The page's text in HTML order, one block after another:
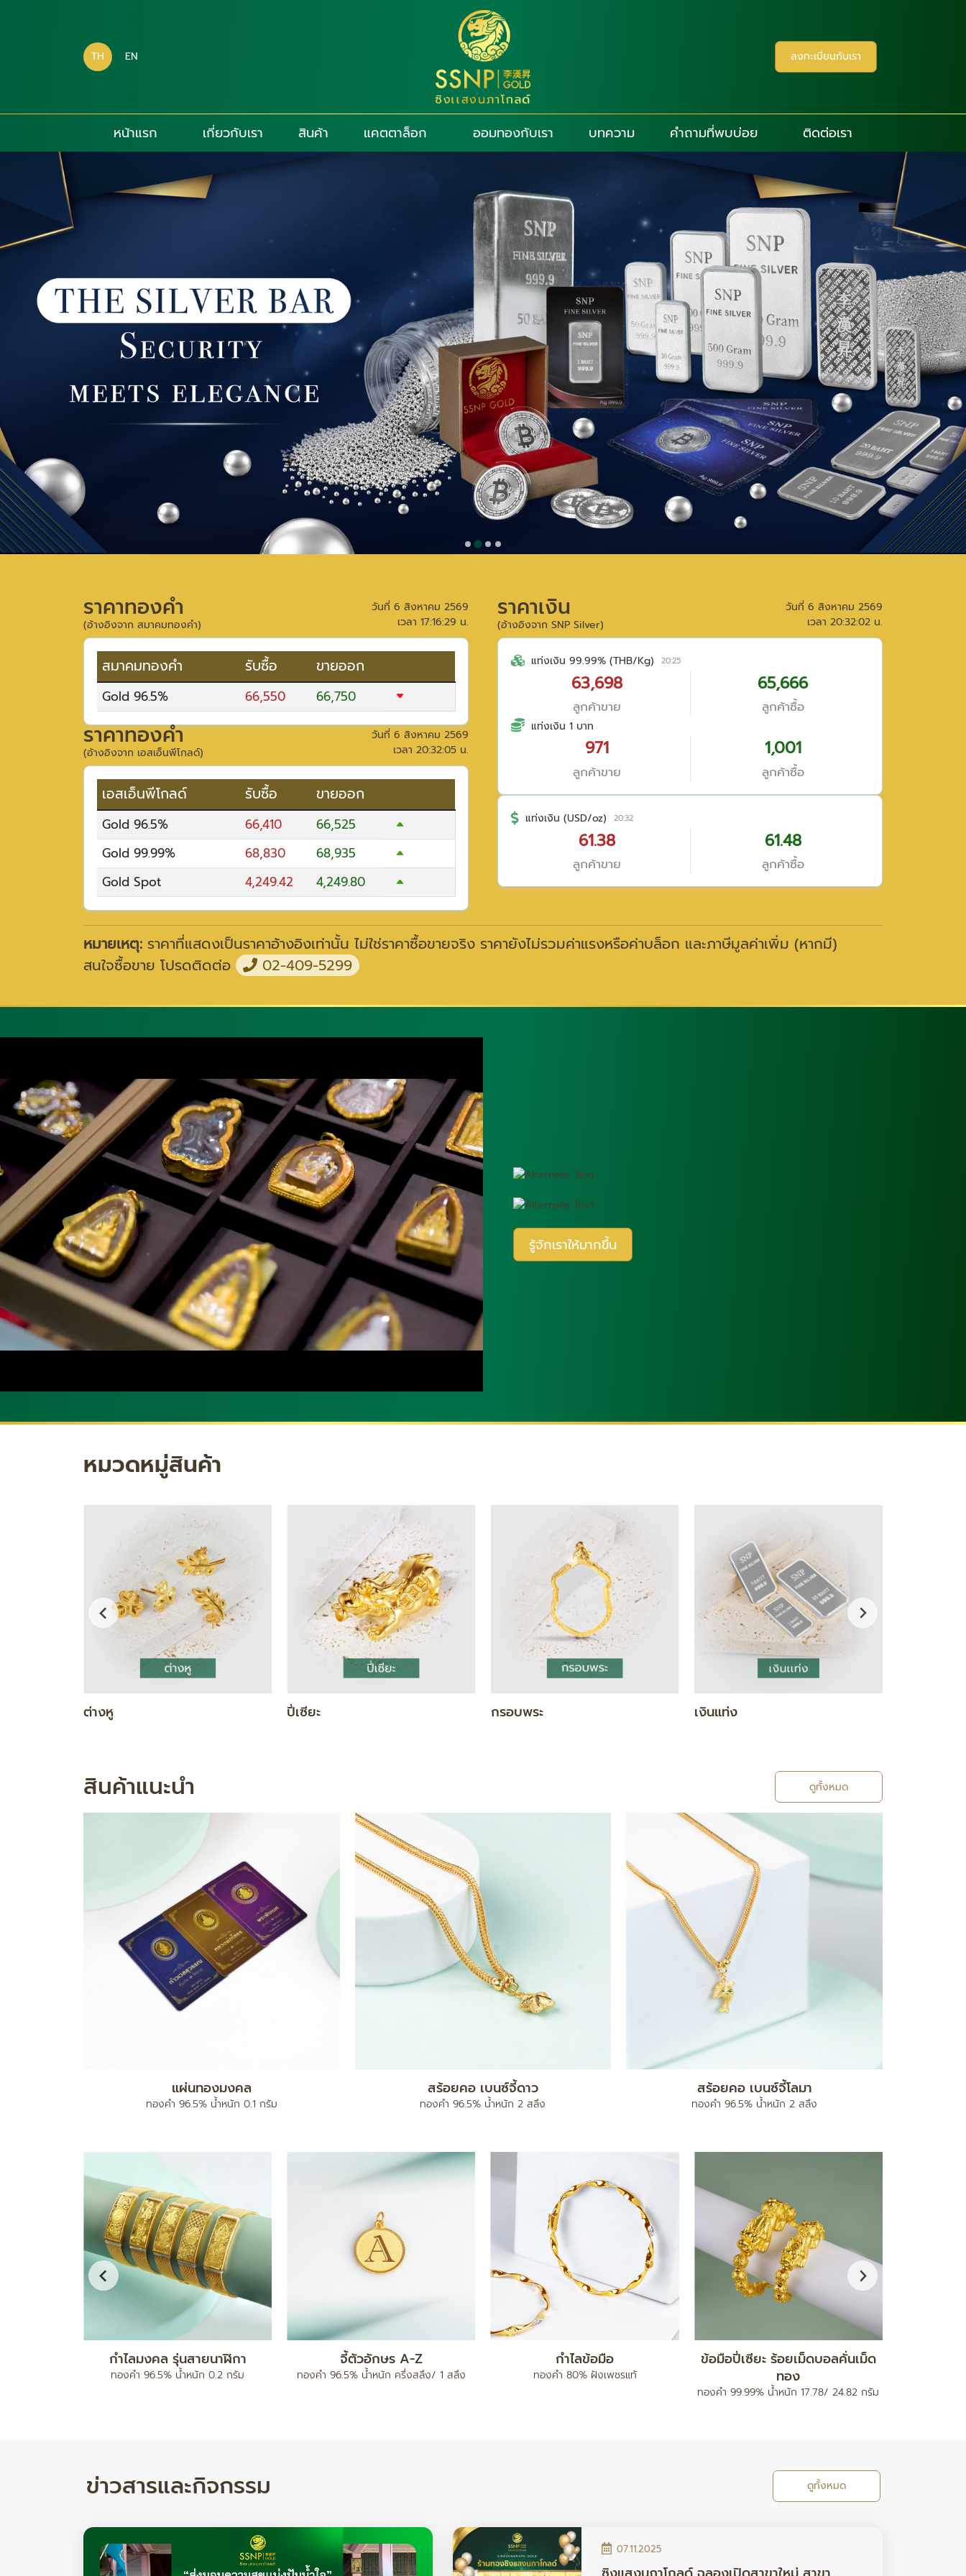
TH EN ลงทะเบียนกับเรา
หน้าแรก เกี่ยวกับเรา สินค้า แคตตาล็อก ออมทองกับเรา บทความ คำถามที่พบบ่อย ติดต่อเรา
ราคาทองคำ
(อ้างอิงจาก สมาคมทองคำ)
วันที่ 6 สิงหาคม 2569
เวลา 17:16:29 น.
สมาคมทองคำ รับซื้อ ขายออก
Gold 96.5% 66,550 66,750
ราคาทองคำ
(อ้างอิงจาก เอสเอ็นพีโกลด์)
วันที่ 6 สิงหาคม 2569
เวลา 20:32:05 น.
เอสเอ็นพีโกลด์ รับซื้อ ขายออก
Gold 96.5% 66,410
66,525
Gold 99.99%
68,830
68,935
Gold Spot
4,249.42 4,249.80
ราคาเงิน
(อ้างอิงจาก SNP Silver)
วันที่ 6 สิงหาคม 2569
เวลา 20:32:02 น.
แท่งเงิน 99.99% (THB/Kg) 20:25
63,698
ลูกค้าขาย
65,666
ลูกค้าซื้อ
แท่งเงิน 1 บาท
971
ลูกค้าขาย
1,001
ลูกค้าซื้อ
แท่งเงิน (USD/oz) 20:32
61.38
ลูกค้าขาย
61.48
ลูกค้าซื้อ
หมายเหตุ: ราคาที่แสดงเป็นราคาอ้างอิงเท่านั้น ไม่ใช่ราคาซื้อขายจริง ราคายังไม่รวมค่าแรงหรือค่าบล็อก และภาษีมูลค่าเพิ่ม (หากมี)
สนใจซื้อขาย โปรดติดต่อ
02-409-5299
รู้จักเราให้มากขึ้น
หมวดหมู่สินค้า
DIAMOND GOLD SET ทองคำแท่ง สร้อยคอ กำไล / สร้อยข้อมือ
สินค้าแนะนำ ดูทั้งหมด
แผ่นทองมงคล
ทองคำ 96.5% น้ำหนัก 0.1 กรัม
สร้อยคอ เบนซ์จี้ดาว
ทองคำ 96.5% น้ำหนัก 2 สลึง
สร้อยคอ เบนซ์จี้โลมา
ทองคำ 96.5% น้ำหนัก 2 สลึง
สร้อยข้อมือ เบนซ์มีนาปะคำจี้หัวใจ
ทองคำ 96.5% น้ำหนัก 2 สลึง
แหวน เต่าไป๊
ทองคำ 96.5% น้ำหนัก ครึ่งสลึง / 1 สลึง /
ทองคำแท่ง 5 บาท
ทองคำ 96.5% น้ำหนัก 5 บาท
กำไลมงคล รุ่นสายนาฬิกา
ทองคำ 96.5% น้ำหนัก 0.2 กรัม
ข่าวสารและกิจกรรม ดูทั้งหมด
07.11.2025